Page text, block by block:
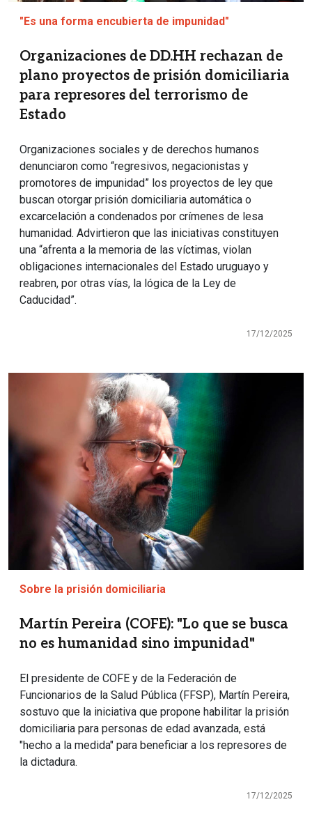
"Es una forma encubierta de impunidad"
Organizaciones de DD.HH rechazan de
plano proyectos de prisión domiciliaria
para represores del terrorismo de
Estado
Organizaciones sociales y de derechos humanos
denunciaron como “regresivos, negacionistas y
promotores de impunidad” los proyectos de ley que
buscan otorgar prisión domiciliaria automática o
excarcelación a condenados por crímenes de lesa
humanidad. Advirtieron que las iniciativas constituyen
una “afrenta a la memoria de las víctimas, violan
obligaciones internacionales del Estado uruguayo y
reabren, por otras vías, la lógica de la Ley de
Caducidad”.
17/12/2025
Sobre la prisión domiciliaria
Martín Pereira (COFE): "Lo que se busca
no es humanidad sino impunidad"
El presidente de COFE y de la Federación de
Funcionarios de la Salud Pública (FFSP), Martín Pereira,
sostuvo que la iniciativa que propone habilitar la prisión
domiciliaria para personas de edad avanzada, está
"hecho a la medida" para beneficiar a los represores de
la dictadura.
17/12/2025